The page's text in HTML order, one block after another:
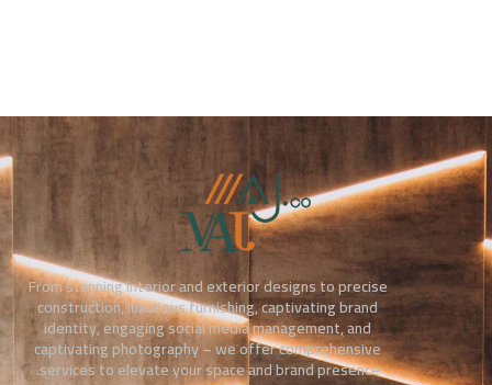
From stunning interior and exterior designs to precise
construction, luxurious furnishing, captivating brand
identity, engaging social media management, and
captivating photography – we offer comprehensive
services to elevate your space and brand presence.